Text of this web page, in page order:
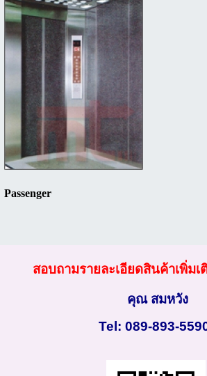
Passenger
สอบถามรายละเอียดสินค้าเพิ่มเ
คุณ สมหวัง
Tel: 089-893-